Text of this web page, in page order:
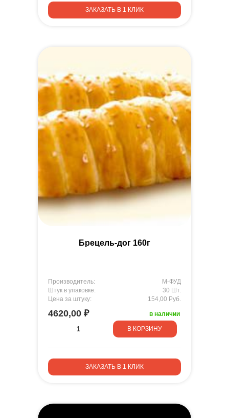
ЗАКАЗАТЬ В 1 КЛИК
Брецель-дог 160г
Производитель:
М-ФУД
Штук в упаковке:
30 Шт.
Цена за штуку:
154,00 Руб.
4620,00 ₽ в наличии
В КОРЗИНУ
ЗАКАЗАТЬ В 1 КЛИК